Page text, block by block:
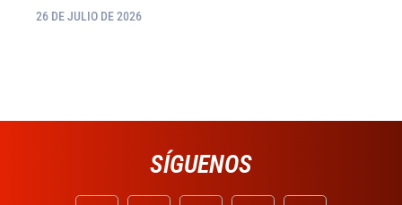
26 DE JULIO DE 2026
SÍGUENOS